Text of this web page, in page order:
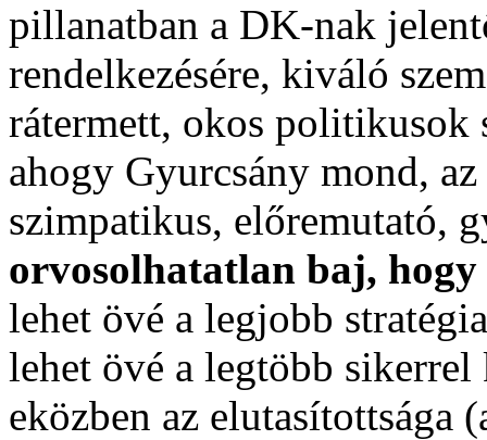
pillanatban a DK-nak
rendelkezésére, kiváló
rátermett, okos politikusok
ahogy Gyurcsány mond,
szimpatikus, előremutató,
orvosolhatatlan baj,
lehet övé a legjobb
lehet övé a legtöbb sikerrel
eközben az elutasítottsága